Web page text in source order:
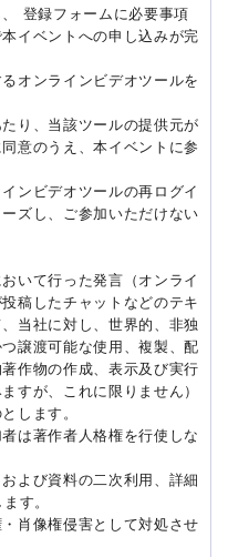
登録フォームに必要事項
イベントへの申し込みが完
オンラインビデオツールを
り、当該ツールの提供元が
意のうえ、本イベントに参
ンビデオツールの再ログイ
ズし、ご参加いただけない
いて行った発言（オンライ
稿したチャットなどのテキ
当社に対し、世界的、非独
譲渡可能な使用、複製、配
作物の作成、表示及び実行
すが、これに限りません）
します。
は著作者人格権を行使しな
よび資料の二次利用、詳細
す。
肖像権侵害として対処させ